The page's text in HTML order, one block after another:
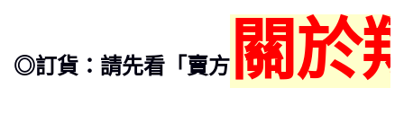
◎訂貨：請先看「賣方 關於